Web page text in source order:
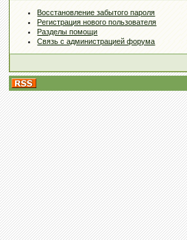
Восстановление забытого пароля
Регистрация нового пользователя
Разделы помощи
Связь с администрацией форума